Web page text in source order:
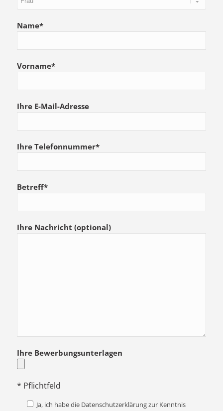
Name*
Vorname*
Ihre E-Mail-Adresse
Ihre Telefonnummer*
Betreff*
Ihre Nachricht (optional)
Ihre Bewerbungsunterlagen
* Pflichtfeld
Ja, ich habe die Datenschutzerklärung zur Kenntnis